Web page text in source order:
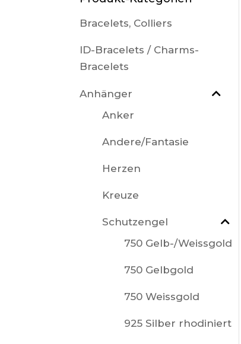
Bracelets, Colliers
ID-Bracelets / Charms-
Bracelets
Anhänger
Anker
Andere/Fantasie
Herzen
Kreuze
Schutzengel
750 Gelb-/Weissgold
750 Gelbgold
750 Weissgold
925 Silber rhodiniert